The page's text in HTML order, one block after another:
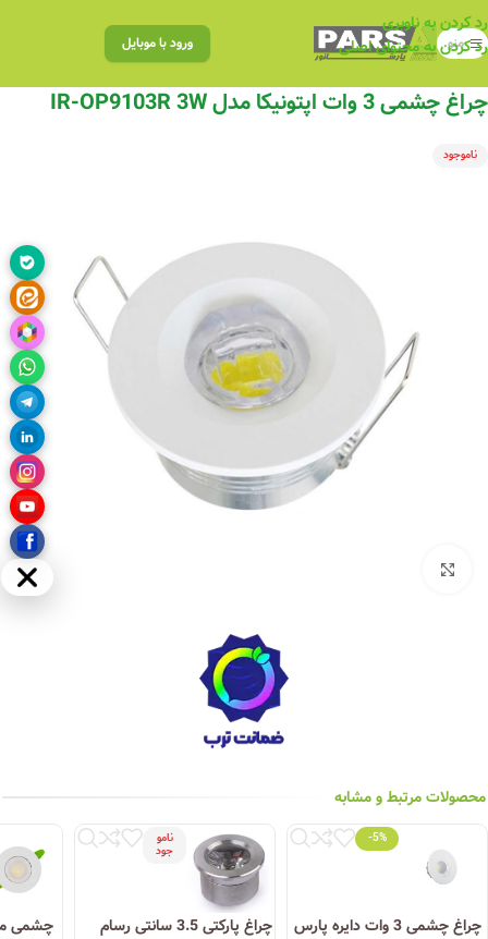
رد کردن به ناوبری
رد کردن به محتوای اصلی
منو ورود با موبایل
چراغ چشمی 3 وات اپتونیکا مدل IR-OP9103R 3W
ناموجود
محصولات مرتبط و مشابه
-5%
چراغ چشمی 3 وات دایره پارس
نامو
جود
چراغ پارکتی 3.5 سانتی رسام